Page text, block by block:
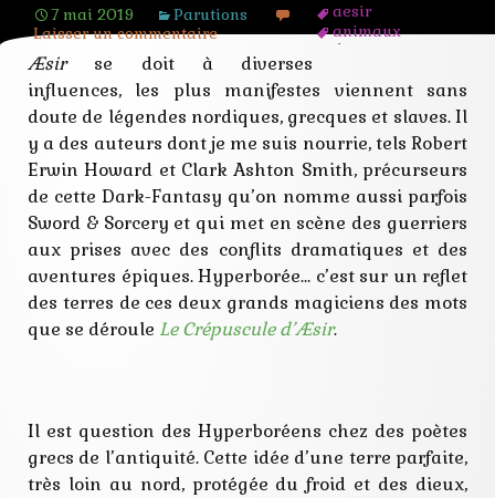
7 mai 2019 Parutions
aesir
animaux
dieux
glaciation
howard
inspiration
legende
mégafaune
peuple
racisme
sexisme
smith
Laisser un commentaire
Æsirse doit à diverses
influences, les plus manifestes viennent sans
doute de légendes nordiques, grecques et slaves. Il
y a des auteurs dont je me suis nourrie, tels Robert
Erwin Howard et Clark Ashton Smith, précurseurs
de cette Dark-Fantasy qu’on nomme aussi parfois
Sword & Sorcery et qui met en scène des guerriers
aux prises avec des conflits dramatiques et des
aventures épiques. Hyperborée… c’est sur un reflet
des terres de ces deux grands magiciens des mots
que se déroule Le Crépuscule d’Æsir.
Il est question des Hyperboréens chez des poètes
grecs de l’antiquité. Cette idée d’une terre parfaite,
très loin au nord, protégée du froid et des dieux,